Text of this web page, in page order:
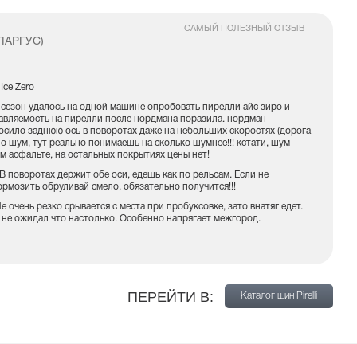
САМЫЙ ПОЛЕЗНЫЙ ОТЗЫВ
Zero
удалось на одной машине опробовать пирелли айс зиро и
на пирелли после нордмана поразила. нордман
заднюю ось в поворотах даже на небольших скоростях (дорога
шум, тут реально понимаешь на сколько шумнее!!! кстати, шум
асфальте, на остальных покрытиях цены нет!
В поворотах держит обе оси, едешь как по рельсам. Если не
обруливай смело, обязательно получится!!!
очень резко срывается с места при пробуксовке, зато внатяг едет.
ожидал что настолько. Особенно напрягает межгород.
ПЕРЕЙТИ В: Каталог шин Pirelli